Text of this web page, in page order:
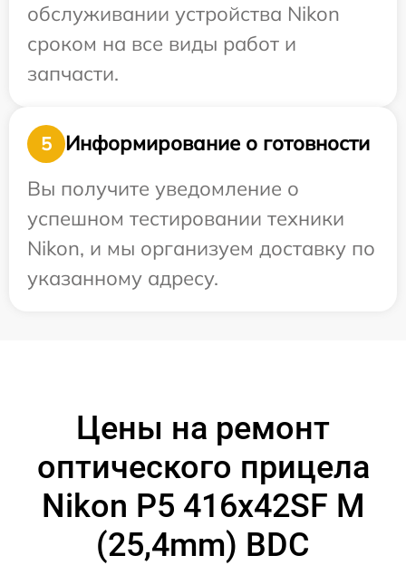
обслуживании устройства Nikon
сроком на все виды работ и
запчасти.
5
Информирование о готовности
Вы получите уведомление о
успешном тестировании техники
Nikon, и мы организуем доставку по
указанному адресу.
Цены на ремонт
оптического прицела
Nikon P5 416x42SF M
(25,4mm) BDC